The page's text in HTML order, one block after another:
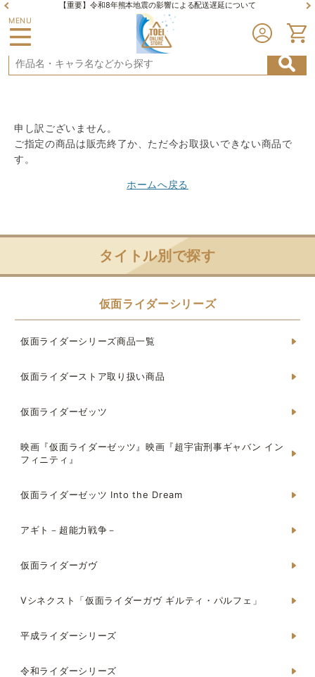
【重要】令和8年熊本地震の影響による配送遅延について
MENU
申し訳ございません。
ご指定の商品は販売終了か、ただ今お取扱いできない商品で
す。
ホームへ戻る
タイトル別で探す
仮面ライダーシリーズ
仮面ライダーシリーズ商品一覧
仮面ライダーストア取り扱い商品
仮面ライダーゼッツ
映画『仮面ライダーゼッツ』映画『超宇宙刑事ギャバン イン
フィニティ』
仮面ライダーゼッツ Into the Dream
アギト－超能力戦争－
仮面ライダーガヴ
Vシネクスト「仮面ライダーガヴ ギルティ・パルフェ」
平成ライダーシリーズ
令和ライダーシリーズ